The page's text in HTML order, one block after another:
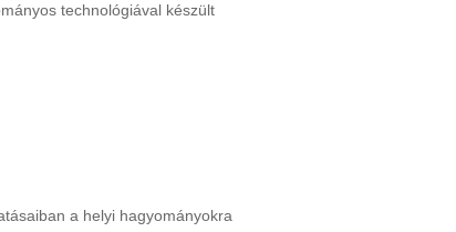
technológiával készült
a helyi hagyományokra